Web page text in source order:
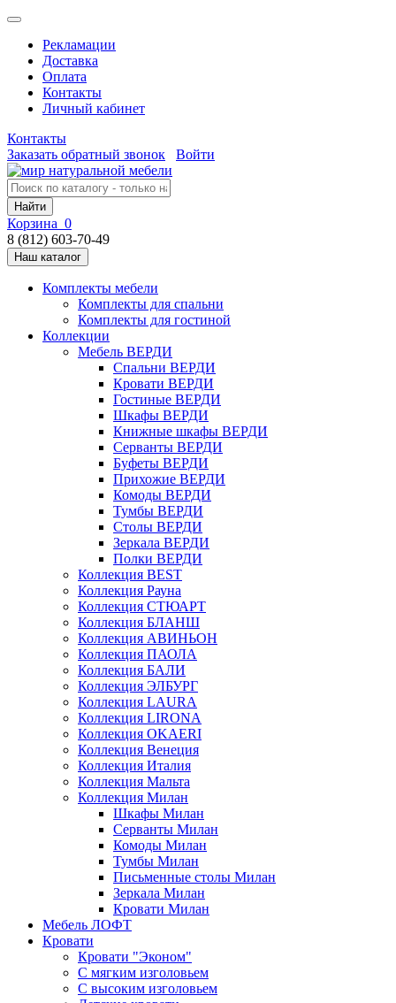
Рекламации
Доставка
Оплата
Контакты
Личный кабинет
Контакты
Заказать обратный звонок
Войти
Найти
Корзина 0
8 (812) 603-70-49
Наш каталог
Комплекты мебели
Комплекты для спальни
Комплекты для гостиной
Коллекции
Мебель ВЕРДИ
Спальни ВЕРДИ
Кровати ВЕРДИ
Гостиные ВЕРДИ
Шкафы ВЕРДИ
Книжные шкафы ВЕРДИ
Серванты ВЕРДИ
Буфеты ВЕРДИ
Прихожие ВЕРДИ
Комоды ВЕРДИ
Тумбы ВЕРДИ
Столы ВЕРДИ
Зеркала ВЕРДИ
Полки ВЕРДИ
Коллекция BEST
Коллекция Рауна
Коллекция СТЮАРТ
Коллекция БЛАНШ
Коллекция АВИНЬОН
Коллекция ПАОЛА
Коллекция БАЛИ
Коллекция ЭЛБУРГ
Коллекция LAURA
Коллекция LIRONA
Коллекция OKAERI
Коллекция Венеция
Коллекция Италия
Коллекция Мальта
Коллекция Милан
Шкафы Милан
Серванты Милан
Комоды Милан
Тумбы Милан
Письменные столы Милан
Зеркала Милан
Кровати Милан
Мебель ЛОФТ
Кровати
Кровати "Эконом"
С мягким изголовьем
С высоким изголовьем